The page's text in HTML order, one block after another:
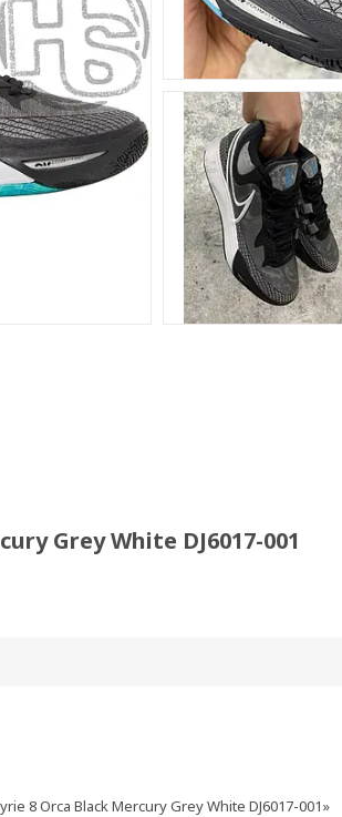
Grey White DJ6017-001
8 Orca Black Mercury Grey White DJ6017-001»